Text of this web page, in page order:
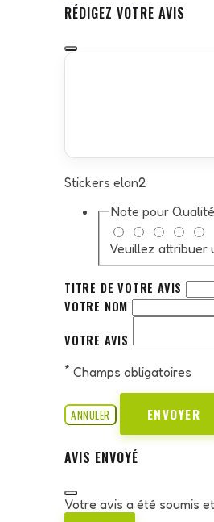
RÉDIGEZ VOTRE AVIS
Stickers elan2
Note pour Qualité
Veuillez attribuer
TITRE DE VOTRE AVIS
VOTRE NOM
VOTRE AVIS
* Champs obligatoires
ANNULER ENVOYER
AVIS ENVOYÉ
Votre avis a été soumis